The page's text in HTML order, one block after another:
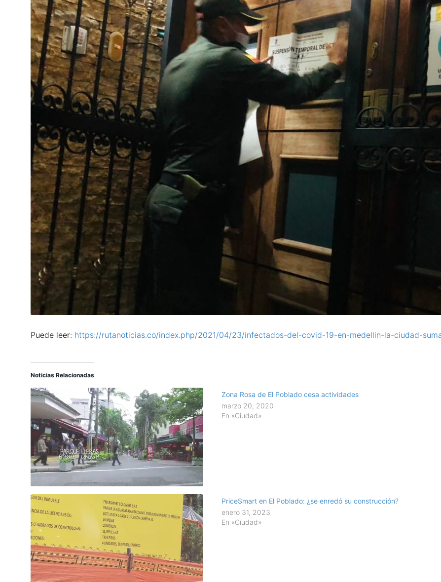
Puede leer: https://rutanoticias.co/index.php/2021/04/23/infectados-del-covid-19-en-medellin-la-ciudad-
Noticias Relacionadas
Zona Rosa de El Poblado cesa actividades
marzo 20, 2020
En «Ciudad»
PriceSmart en El Poblado: ¿se enredó su construcción?
enero 31, 2023
En «Ciudad»